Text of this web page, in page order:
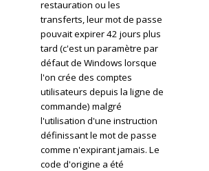
restauration ou les
transferts, leur mot de passe
pouvait expirer 42 jours plus
tard (c'est un paramètre par
défaut de Windows lorsque
l'on crée des comptes
utilisateurs depuis la ligne de
commande) malgré
l'utilisation d'une instruction
définissant le mot de passe
comme n'expirant jamais. Le
code d'origine a été